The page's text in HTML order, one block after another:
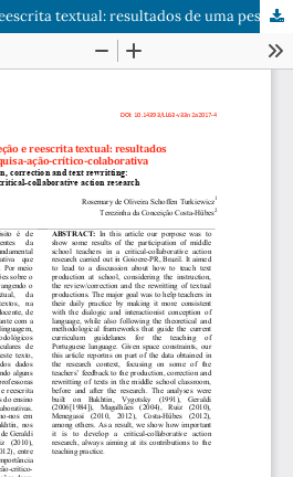
Produção, correção e reescrita textual: resultados de uma pesquisa-ação-crítico-colaborativa